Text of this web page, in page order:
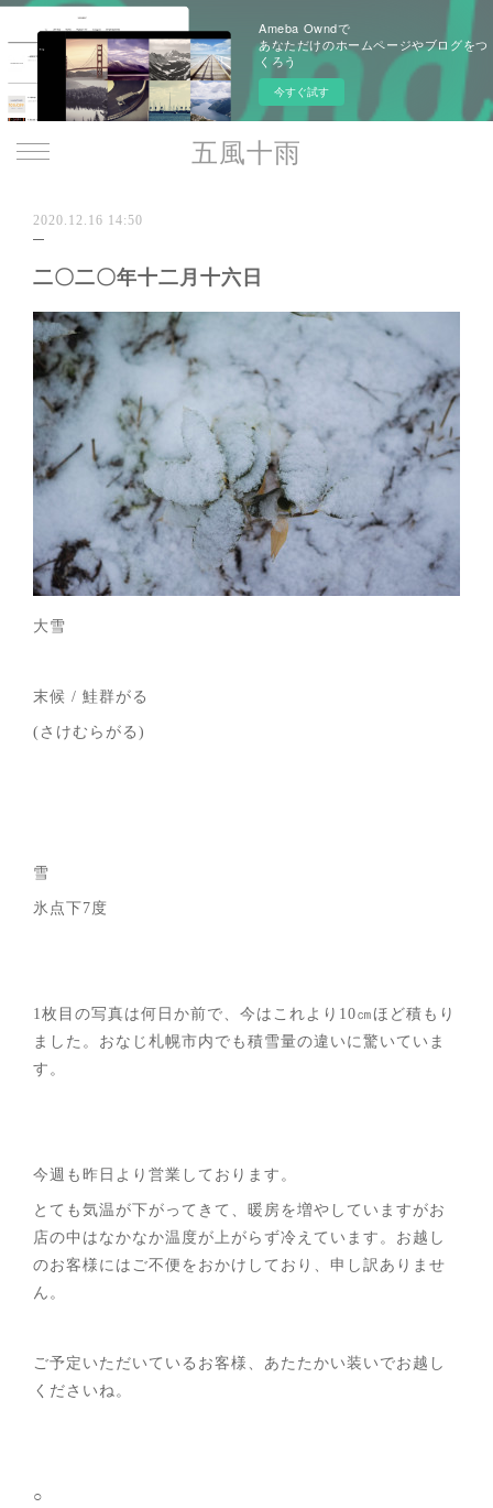
Ameba Owndで
あなただけのホームページやブログをつ
くろう
今すぐ試す
五風十雨
2020.12.16 14:50
二〇二〇年十二月十六日
大雪
末候 / 鮭群がる
(さけむらがる)
雪
氷点下7度
1枚目の写真は何日か前で、今はこれより10㎝ほど積もり
ました。おなじ札幌市内でも積雪量の違いに驚いていま
す。
今週も昨日より営業しております。
とても気温が下がってきて、暖房を増やしていますがお
店の中はなかなか温度が上がらず冷えています。お越し
のお客様にはご不便をおかけしており、申し訳ありませ
ん。
ご予定いただいているお客様、あたたかい装いでお越し
くださいね。
○